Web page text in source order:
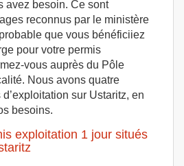
avez besoin. Ce sont
reconnus par le ministère
que vous bénéficiiez
pour votre permis
vous auprès du Pôle
Nous avons quatre
sur Ustaritz, en
besoins.
exploitation 1 jour situés